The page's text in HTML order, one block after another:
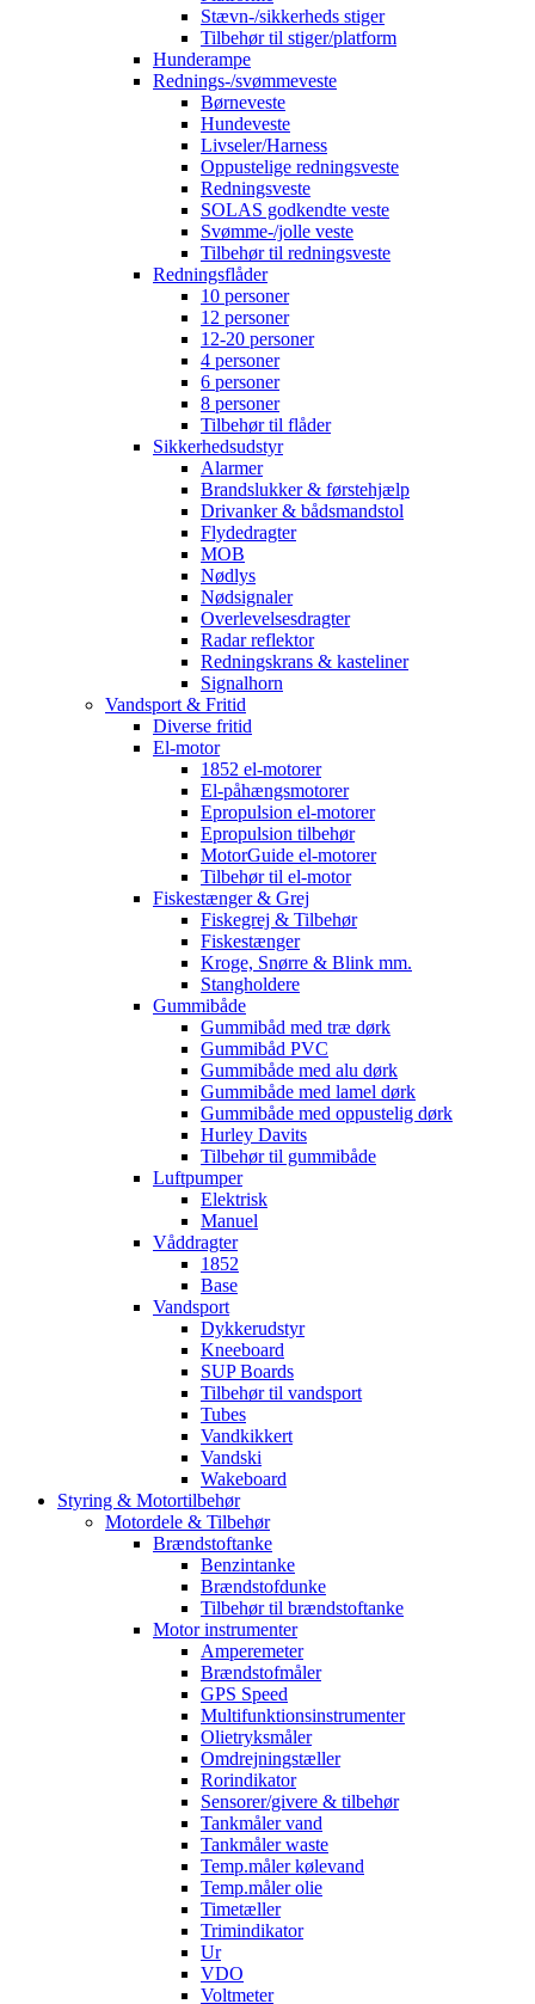
Stævn-/sikkerheds stiger
Tilbehør til stiger/platform
Hunderampe
Rednings-/svømmeveste
Børneveste
Hundeveste
Livseler/Harness
Oppustelige redningsveste
Redningsveste
SOLAS godkendte veste
Svømme-/jolle veste
Tilbehør til redningsveste
Redningsflåder
10 personer
12 personer
12-20 personer
4 personer
6 personer
8 personer
Tilbehør til flåder
Sikkerhedsudstyr
Alarmer
Brandslukker & førstehjælp
Drivanker & bådsmandstol
Flydedragter
MOB
Nødlys
Nødsignaler
Overlevelsesdragter
Radar reflektor
Redningskrans & kasteliner
Signalhorn
Vandsport & Fritid
Diverse fritid
El-motor
1852 el-motorer
El-påhængsmotorer
Epropulsion el-motorer
Epropulsion tilbehør
MotorGuide el-motorer
Tilbehør til el-motor
Fiskestænger & Grej
Fiskegrej & Tilbehør
Fiskestænger
Kroge, Snørre & Blink mm.
Stangholdere
Gummibåde
Gummibåd med træ dørk
Gummibåd PVC
Gummibåde med alu dørk
Gummibåde med lamel dørk
Gummibåde med oppustelig dørk
Hurley Davits
Tilbehør til gummibåde
Luftpumper
Elektrisk
Manuel
Våddragter
1852
Base
Vandsport
Dykkerudstyr
Kneeboard
SUP Boards
Tilbehør til vandsport
Tubes
Vandkikkert
Vandski
Wakeboard
Styring & Motortilbehør
Motordele & Tilbehør
Brændstoftanke
Benzintanke
Brændstofdunke
Tilbehør til brændstoftanke
Motor instrumenter
Amperemeter
Brændstofmåler
GPS Speed
Multifunktionsinstrumenter
Olietryksmåler
Omdrejningstæller
Rorindikator
Sensorer/givere & tilbehør
Tankmåler vand
Tankmåler waste
Temp.måler kølevand
Temp.måler olie
Timetæller
Trimindikator
Ur
VDO
Voltmeter